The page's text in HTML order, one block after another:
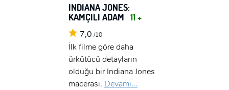
INDIANA JONES:
KAMÇILI ADAM 11 +
7,0 /10
İlk filme göre daha
ürkütücü detayların
olduğu bir Indiana Jones
macerası. Devamı...